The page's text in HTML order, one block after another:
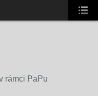
rámci PaPu